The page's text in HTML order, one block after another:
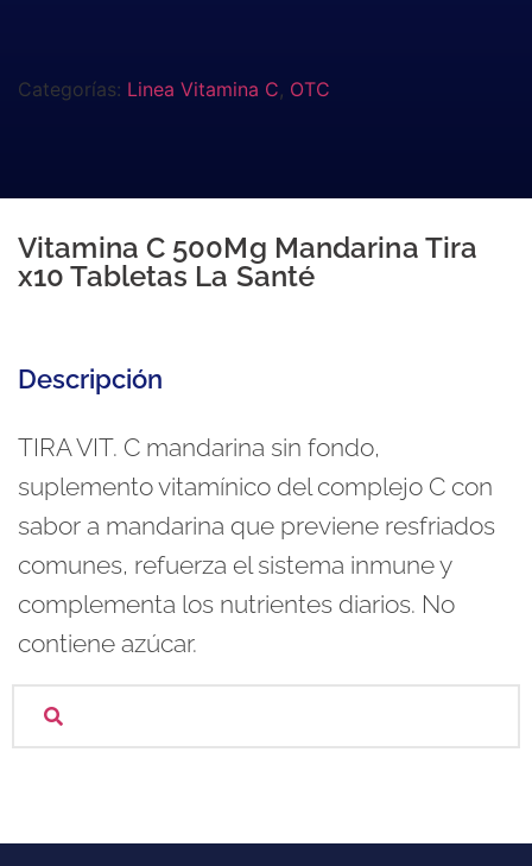
Categorías: Linea Vitamina C, OTC
Vitamina C 500Mg Mandarina Tira
x10 Tabletas La Santé
Descripción
TIRA VIT. C mandarina sin fondo,
suplemento vitamínico del complejo C con
sabor a mandarina que previene resfriados
comunes, refuerza el sistema inmune y
complementa los nutrientes diarios. No
contiene azúcar.